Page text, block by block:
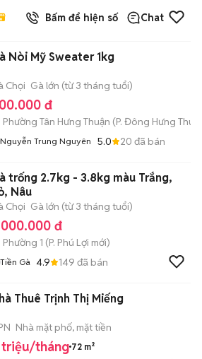
Bấm để hiện số Chat
Nòi Mỹ Sweater 1kg
Chọi Gà lớn (từ 3 tháng tuổi)
đ
Phường Tân Hưng Thuận (P. Đông Hưng
Nguyễn Trung Nguyên 5.0 20 đã bán
trống 2.7kg - 3.8kg màu Trắng,
Nâu
Chọi Gà lớn (từ 3 tháng tuổi)
đ
Phường 1 (P. Phú Lợi mới)
Tiền Gà 4.9 149 đã bán
Thuê Trịnh Thị Miếng
Nhà mặt phố, mặt tiền
tháng 72 m²